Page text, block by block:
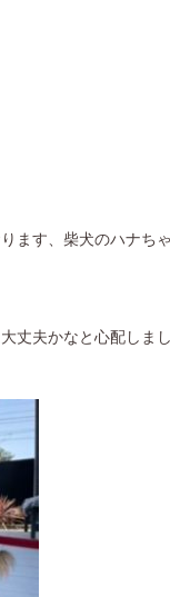
ます、柴犬のハナち
丈夫かなと心配しま